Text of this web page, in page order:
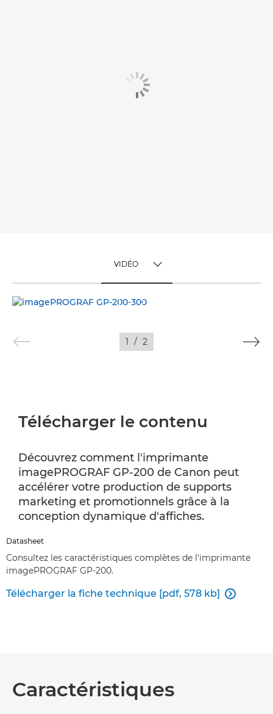
VIDÉO
VIDÉO
IMAGES
1 / 2
Télécharger le contenu
Découvrez comment l'imprimante
imagePROGRAF GP-200 de Canon peut
accélérer votre production de supports
marketing et promotionnels grâce à la
conception dynamique d'affiches.
Datasheet
Consultez les caractéristiques complètes de l'imprimante
imagePROGRAF GP-200.
Télécharger la fiche technique [pdf, 578 kb] 
Caractéristiques